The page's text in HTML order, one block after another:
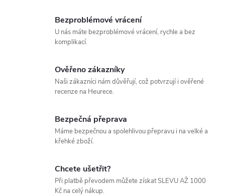
Bezproblémové vrácení
U nás máte bezproblémové vrácení, rychle a bez
komplikací.
Ověřeno zákazníky
Naši zákazníci nám důvěřují, což potvrzují i ověřené
recenze na Heurece.
Bezpečná přeprava
Máme bezpečnou a spolehlivou přepravu i na velké a
křehké zboží.
Chcete ušetřit?
Při platbě převodem můžete získat SLEVU AŽ 1000
Kč na celý nákup.